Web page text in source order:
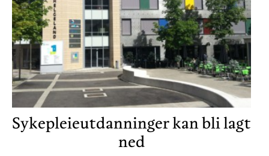
Sykepleieutdanninger kan bli lagt
ned